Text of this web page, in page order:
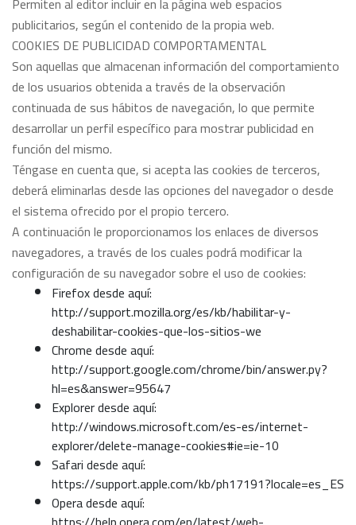
publicitarios, según el contenido de la propia web.
COOKIES DE PUBLICIDAD COMPORTAMENTAL
Son aquellas que almacenan información del comportamiento
de los usuarios obtenida a través de la observación
continuada de sus hábitos de navegación, lo que permite
desarrollar un perfil específico para mostrar publicidad en
función del mismo.
Téngase en cuenta que, si acepta las cookies de terceros,
deberá eliminarlas desde las opciones del navegador o desde
el sistema ofrecido por el propio tercero.
A continuación le proporcionamos los enlaces de diversos
navegadores, a través de los cuales podrá modificar la
configuración de su navegador sobre el uso de cookies:
Firefox desde aquí:
http://support.mozilla.org/es/kb/habilitar-y-
deshabilitar-cookies-que-los-sitios-we
Chrome desde aquí:
http://support.google.com/chrome/bin/answer.py?
hl=es&answer=95647
Explorer desde aquí:
http://windows.microsoft.com/es-es/internet-
explorer/delete-manage-cookies#ie=ie-10
Safari desde aquí:
https://support.apple.com/kb/ph17191?locale=es_ES
Opera desde aquí: